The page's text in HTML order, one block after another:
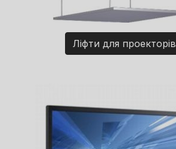
Ліфти для проекторів